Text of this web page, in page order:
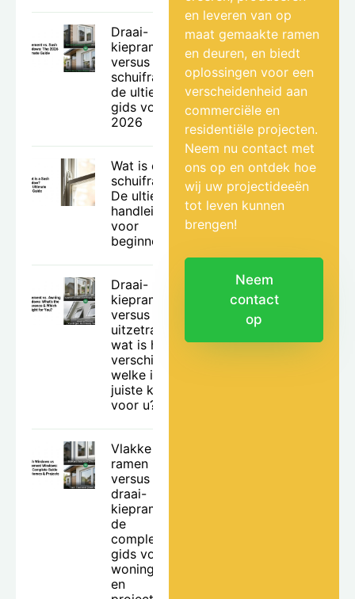
Draai-
kiepramen
versus
schuiframen:
de ultieme
gids voor
2026
Wat is een
schuifraam?
De ultieme
handleiding
voor
beginners.
Draai-
kiepramen
versus
uitzetramen:
wat is het
verschil en
welke is de
juiste keuze
voor u?
Vlakke
ramen
versus
draai-
kiepramen:
de
complete
gids voor
woningen
en
en leveren van op
maat gemaakte ramen
en deuren, en biedt
oplossingen voor een
verscheidenheid aan
commerciële en
residentiële projecten.
Neem nu contact met
ons op en ontdek hoe
wij uw projectideeën
tot leven kunnen
brengen!
Neem
contact
op